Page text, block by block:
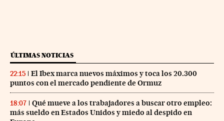
ÚLTIMAS NOTICIAS
22:15
El Ibex marca nuevos máximos y toca los 20.300
puntos con el mercado pendiente de Ormuz
18:07
Qué mueve a los trabajadores a buscar otro empleo:
más sueldo en Estados Unidos y miedo al despido en